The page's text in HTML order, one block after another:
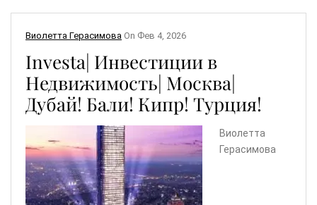
Виолетта Герасимова On Фев 4, 2026
Investa| Инвестиции в
Недвижимость| Москва|
Дубай! Бали! Кипр! Турция!
Виолетта
Герасимова